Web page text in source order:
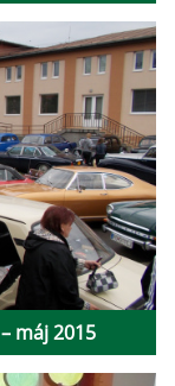
máj 2015